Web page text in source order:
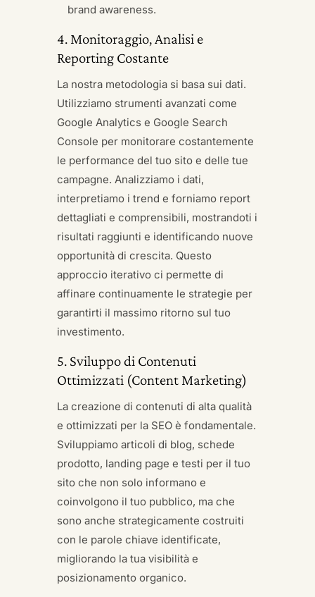
brand awareness.
4. Monitoraggio, Analisi e
Reporting Costante
La nostra metodologia si basa sui dati.
Utilizziamo strumenti avanzati come
Google Analytics e Google Search
Console per monitorare costantemente
le performance del tuo sito e delle tue
campagne. Analizziamo i dati,
interpretiamo i trend e forniamo report
dettagliati e comprensibili, mostrandoti i
risultati raggiunti e identificando nuove
opportunità di crescita. Questo
approccio iterativo ci permette di
affinare continuamente le strategie per
garantirti il massimo ritorno sul tuo
investimento.
5. Sviluppo di Contenuti
Ottimizzati (Content Marketing)
La creazione di contenuti di alta qualità
e ottimizzati per la SEO è fondamentale.
Sviluppiamo articoli di blog, schede
prodotto, landing page e testi per il tuo
sito che non solo informano e
coinvolgono il tuo pubblico, ma che
sono anche strategicamente costruiti
con le parole chiave identificate,
migliorando la tua visibilità e
posizionamento organico.